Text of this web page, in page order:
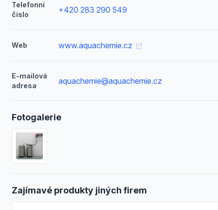
Telefonní
číslo
+420 283 290 549
Web www.aquachemie.cz
E-mailová
adresa
aquachemie@aquachemie.cz
Fotogalerie
Zajímavé produkty jiných firem